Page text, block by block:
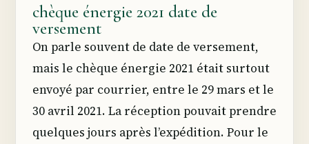
chèque énergie 2021 date de
versement
On parle souvent de date de versement,
mais le chèque énergie 2021 était surtout
envoyé par courrier, entre le 29 mars et le
30 avril 2021. La réception pouvait prendre
quelques jours après l’expédition. Pour le